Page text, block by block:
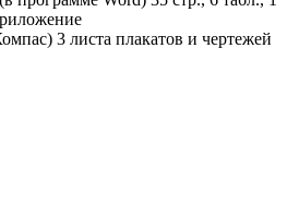
3 листа плакатов и чертежей